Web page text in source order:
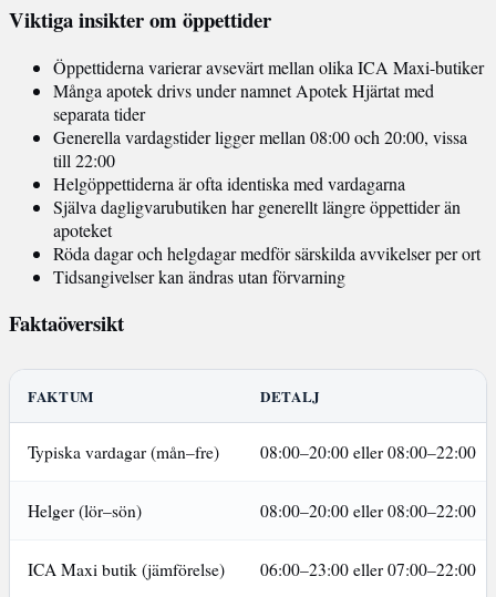
Viktiga insikter om öppettider
Öppettiderna varierar avsevärt mellan olika ICA Maxi-butiker
Många apotek drivs under namnet Apotek Hjärtat med
separata tider
Generella vardagstider ligger mellan 08:00 och 20:00, vissa
till 22:00
Helgöppettiderna är ofta identiska med vardagarna
Själva dagligvarubutiken har generellt längre öppettider än
apoteket
Röda dagar och helgdagar medför särskilda avvikelser per ort
Tidsangivelser kan ändras utan förvarning
Faktaöversikt
FAKTUM DETALJ
Typiska vardagar (mån–fre) 08:00–20:00 eller 08:00–22:00
Helger (lör–sön) 08:00–20:00 eller 08:00–22:00
ICA Maxi butik (jämförelse) 06:00–23:00 eller 07:00–22:00